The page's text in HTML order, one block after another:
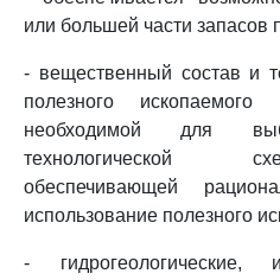
или большей части запасов
- вещественный состав и
полезного
необходимой для
технологической
обеспечивающей
использование полезного
- гидрогеологические,